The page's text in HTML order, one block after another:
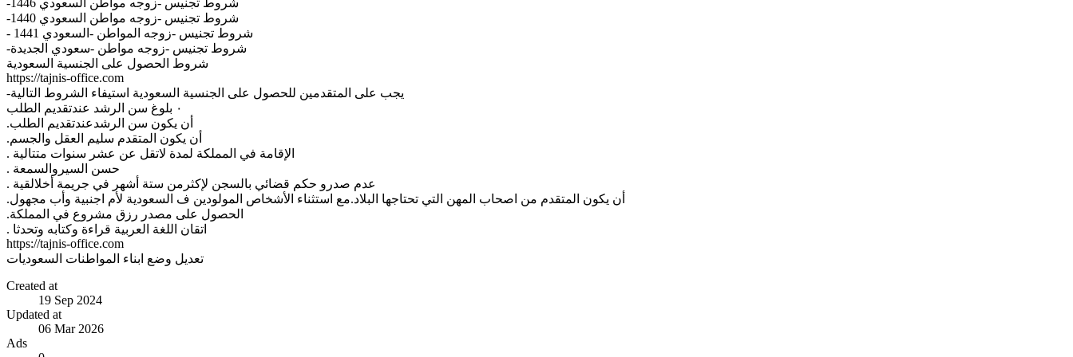
-شروط تجنيس -زوجه مواطن السعودي 1446
-شروط تجنيس -زوجه مواطن السعودي 1440
- شروط تجنيس -زوجه المواطن -السعودي 1441
-شروط تجنيس -زوجه مواطن -سعودي الجديدة
شروط الحصول على الجنسية السعودية
https://tajnis-office.com
-يجب على المتقدمين للحصول على الجنسية السعودية استيفاء الشروط التالية
٠ بلوغ سن الرشد عندتقديم الطلب
.أن يكون سن الرشدعندتقديم الطلب
.أن يكون المتقدم سليم العقل والجسم
. الإقامة في المملكة لمدة لاتقل عن عشر سنوات متتالية
. حسن السيروالسمعة
. عدم صدرو حكم قضائي بالسجن لإكثرمن ستة أشهر في جريمة أخلالقية
.أن يكون المتقدم من اصحاب المهن التي تحتاجها البلاد.مع استثناء الأشخاص المولودين ف السعودية لأم اجنبية وأب مجهول
.الحصول على مصدر رزق مشروع في المملكة
. اتقان اللغة العربية قراءة وكتابه وتحدثا
https://tajnis-office.com
تعديل وضع ابناء المواطنات السعوديات
Created at
19 Sep 2024
Updated at
06 Mar 2026
Ads